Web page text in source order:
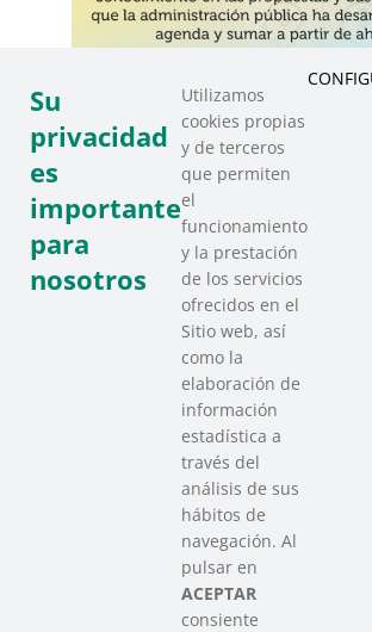
SAREEN SAREA
Asociación que agrupa a las
del Tercer Sector Social en
Su
privacidad
es
importante
para
nosotros
Utilizamos
cookies propias
y de terceros
que permiten
el
funcionamiento
y la prestación
de los servicios
ofrecidos en el
Sitio web, así
como la
elaboración de
información
estadística a
través del
análisis de sus
hábitos de
navegación. Al
pulsar en
ACEPTAR
consiente